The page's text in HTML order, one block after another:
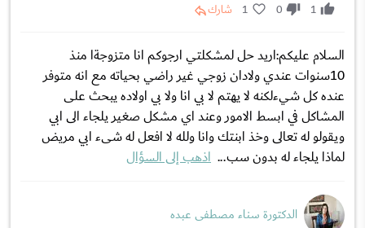
1
0
1 شارك
السلام عليكم:اريد حل لمشكلتي ارجوكم انا متزوجةا منذ
10سنوات عندي ولادان زوجي غير راضي بحياته مع انه متوفر
عنده كل شيءلكنه لا يهتم لا بي انا ولا بي اولاده يبحث على
المشاكل في ابسط الامور وعند اي مشكل صغير يلجاء الى ابي
ويقولو له تعالى وخذ ابنتك وانا ولله لا افعل له شىء ابي مريض
لماذا يلجاء له بدون سب... اذهب إلى السؤال
الدكتورة سناء مصطفى عبده